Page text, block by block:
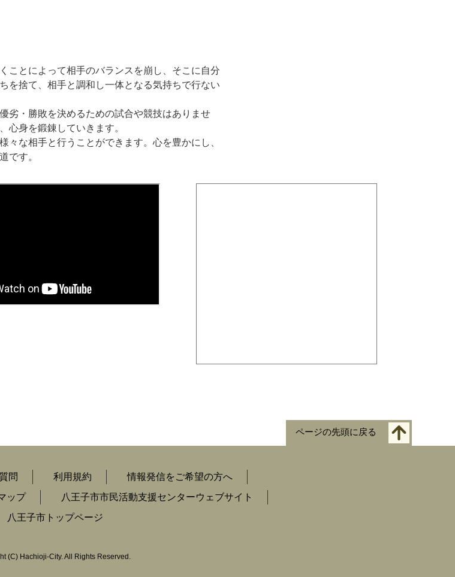
ことによって相手のバランスを崩し、そこに自分
を捨て、相手と調和し一体となる気持ちで行ない
劣・勝敗を決めるための試合や競技はありませ
心身を鍛錬していきます。
な相手と行うことができます。心を豊かにし、
です。
ページの先頭に戻る
問 利用規約
情報発信をご希望の方へ
ップ
八王子市市民活動支援センターウェブサイト
八王子市トップページ
(C) Hachioji-City. All Rights Reserved.